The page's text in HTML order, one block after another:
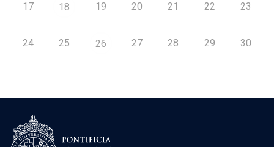
17 18 19 20 21 22 23
24 25 26 27 28 29 30